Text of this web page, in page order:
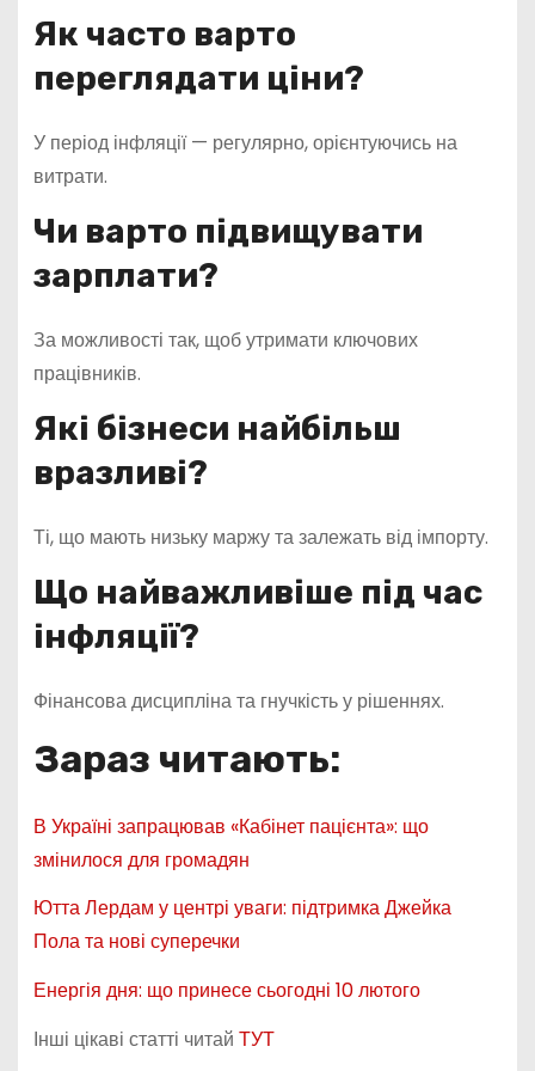
Як часто варто
переглядати ціни?
У період інфляції — регулярно, орієнтуючись на
витрати.
Чи варто підвищувати
зарплати?
За можливості так, щоб утримати ключових
працівників.
Які бізнеси найбільш
вразливі?
Ті, що мають низьку маржу та залежать від імпорту.
Що найважливіше під час
інфляції?
Фінансова дисципліна та гнучкість у рішеннях.
Зараз читають:
В Україні запрацював «Кабінет пацієнта»: що
змінилося для громадян
Ютта Лердам у центрі уваги: підтримка Джейка
Пола та нові суперечки
Енергія дня: що принесе сьогодні 10 лютого
Інші цікаві статті читай ТУТ